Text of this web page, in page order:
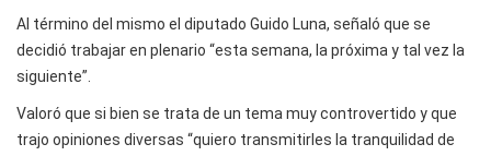
Al término del mismo el diputado Guido Luna, señaló que se
decidió trabajar en plenario “esta semana, la próxima y tal vez la
siguiente”.
Valoró que si bien se trata de un tema muy controvertido y que
trajo opiniones diversas “quiero transmitirles la tranquilidad de